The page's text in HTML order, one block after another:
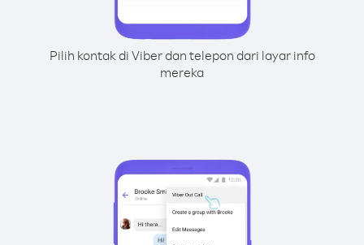
Pilih kontak di Viber dan telepon dari layar info
mereka